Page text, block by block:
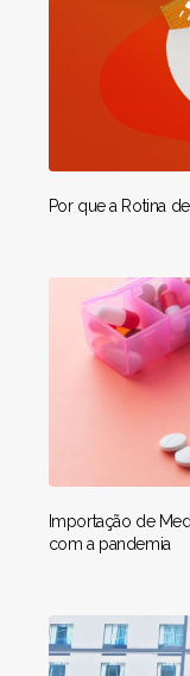
Por que a Rotina
Importação de
com a pandemia